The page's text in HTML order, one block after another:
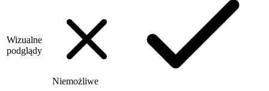
Wizualne
podglądy
Niemożliwe